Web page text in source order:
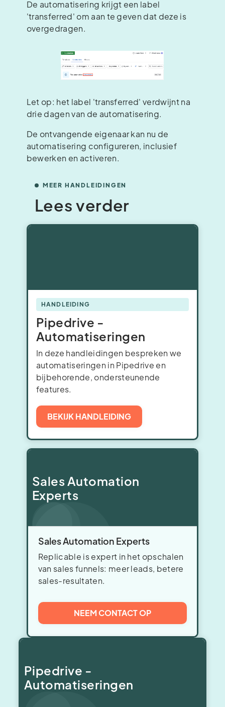
De automatisering krijgt een label
'transferred' om aan te geven dat deze is
overgedragen.
Let op: het label 'transferred' verdwijnt na
drie dagen van de automatisering.
De ontvangende eigenaar kan nu de
automatisering configureren, inclusief
bewerken en activeren.
MEER HANDLEIDINGEN
Lees verder
HANDLEIDING
Pipedrive -
Automatiseringen
In deze handleidingen bespreken we
automatiseringen in Pipedrive en
bijbehorende, ondersteunende
features.
BEKIJK HANDLEIDING
Sales Automation
Experts
Sales Automation Experts
Replicable is expert in het opschalen
van sales funnels: meer leads, betere
sales-resultaten.
NEEM CONTACT OP
Pipedrive -
Automatiseringen